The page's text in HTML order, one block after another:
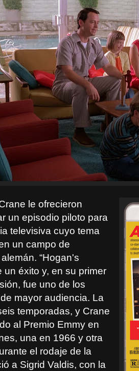
le ofrecieron
un episodio piloto para
televisiva cuyo tema
un campo de
“Hogan's
un éxito y, en su primer
fue uno de los
mayor audiencia. La
temporadas, y Crane
al Premio Emmy en
una en 1966 y otra
el rodaje de la
a Sigrid Valdis, con la